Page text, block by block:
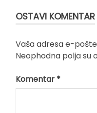
OSTAVI KOMENTAR
Vaša adresa e-
Neophodna polja su
Komentar *